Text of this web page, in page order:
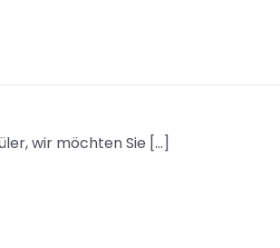
wir möchten Sie [...]